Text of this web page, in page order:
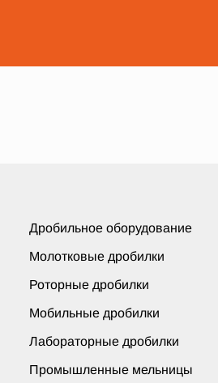
Дробильное оборудование
Молотковые дробилки
Роторные дробилки
Мобильные дробилки
Лабораторные дробилки
Промышленные мельницы